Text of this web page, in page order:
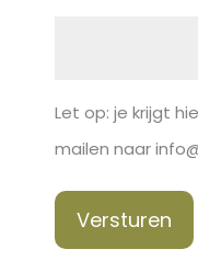
Let op: je krijgt
mailen naar
Versturen